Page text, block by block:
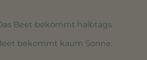
Beet bekommt halbtags
bekommt kaum Sonne.